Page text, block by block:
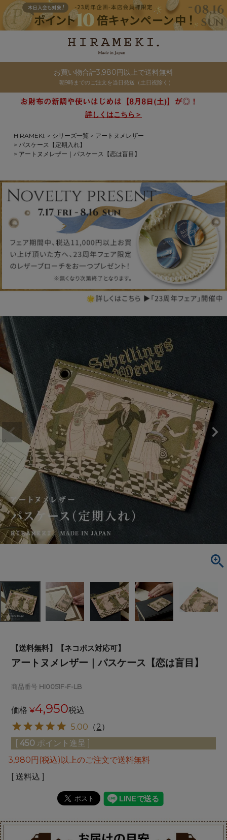
お買い物合計3,980円以上で送料無料
朝9時までのご注文を当日発送（土日祝除く）
詳しくはこちら＞
HIRAMEKI. シリーズ一覧
アートヌメレザー
パスケース【定期入れ】
アートヌメレザー｜パスケース【恋は盲目】
【送料無料】【ネコポス対応可】
アートヌメレザー｜パスケース【恋は盲目】
商品番号 HI0051F-F-LB
価格 ¥4,950税込
5.00 （2）
[ 450 ポイント進呈 ]
3,980円(税込)以上のご注文で送料無料
送料込